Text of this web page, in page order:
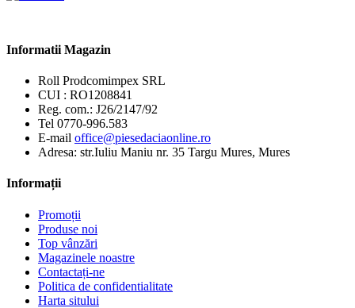
Informatii Magazin
Roll Prodcomimpex SRL
CUI : RO1208841
Reg. com.: J26/2147/92
Tel 0770-996.583
E-mail office@piesedaciaonline.ro
Adresa: str.Iuliu Maniu nr. 35 Targu Mures, Mures
Informații
Promoții
Produse noi
Top vânzări
Magazinele noastre
Contactați-ne
Politica de confidentialitate
Harta sitului